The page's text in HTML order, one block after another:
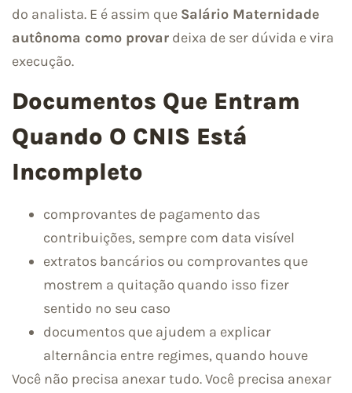
do analista. E é assim que Salário Maternidade
autônoma como provar deixa de ser dúvida e vira
execução.
Documentos Que Entram
Quando O CNIS Está
Incompleto
comprovantes de pagamento das
contribuições, sempre com data visível
extratos bancários ou comprovantes que
mostrem a quitação quando isso fizer
sentido no seu caso
documentos que ajudem a explicar
alternância entre regimes, quando houve
Você não precisa anexar tudo. Você precisa anexar